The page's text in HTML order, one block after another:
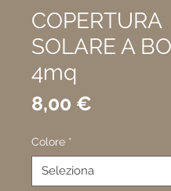
COPERTURA
SOLARE A
4mq
8,00 €
Colore *